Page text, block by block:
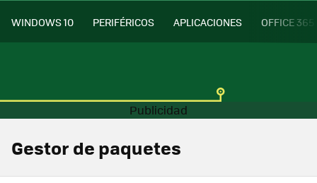
WINDOWS 10 PERIFÉRICOS APLICACIONES OFFICE 365
Gestor de paquetes